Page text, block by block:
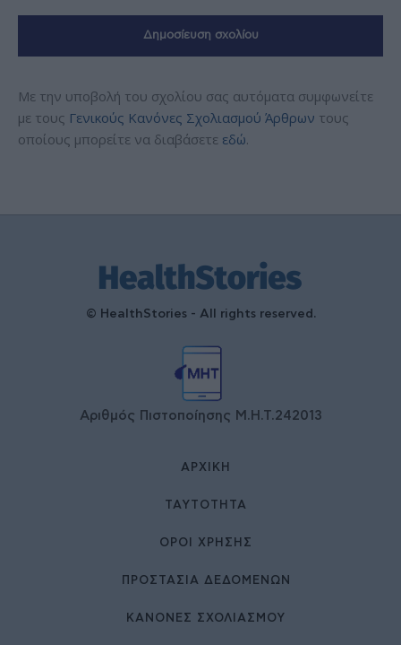
Με την υποβολή του σχολίου σας αυτόματα συμφωνείτε
με τους Γενικούς Κανόνες Σχολιασμού Άρθρων τους
οποίους μπορείτε να διαβάσετε εδώ.
© HealthStories - All rights reserved.
Αριθμός Πιστοποίησης Μ.Η.Τ.242013
ΑΡΧΙΚΉ
ΤΑΥΤΌΤΗΤΑ
ΌΡΟΙ ΧΡΉΣΗΣ
ΠΡΟΣΤΑΣΙΑ ΔΕΔΟΜΕΝΩΝ
ΚΑΝΟΝΕΣ ΣΧΟΛΙΑΣΜΟΥ